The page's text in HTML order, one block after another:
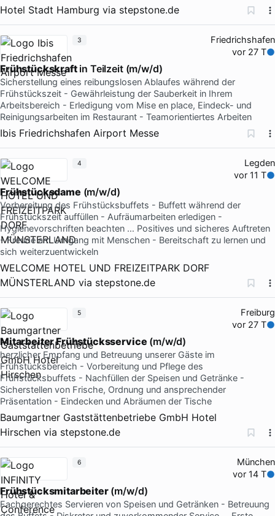
Hotel Stadt Hamburg via stepstone.de
Friedrichshafen
vor 27 T
Frühstückskraftin Teilzeit (m/w/d)
Sicherstellung eines reibungslosen Ablaufes während der
Frühstückszeit - Gewährleistung der Sauberkeit in Ihrem
Arbeitsbereich - Erledigung vom Mise en place, Eindeck- und
Reinigungsarbeiten im Restaurant - Teamorientiertes Arbeiten
Ibis Friedrichshafen Airport Messe
3
Legden
vor 11 T
Frühstücksdame (m/w/d)
Vorbereitung des Frühstücksbuffets - Buffett während der
Frühstückszeit auffüllen - Aufräumarbeiten erledigen -
Hygienevorschriften beachten … Positives und sicheres Auftreten
- Freude am Umgang mit Menschen - Bereitschaft zu lernen und
sich weiterzuentwickeln
WELCOME HOTEL UND FREIZEITPARK DORF
MÜNSTERLAND via stepstone.de
4
Freiburg
vor 27 T
Mitarbeiter Frühstücksservice (m/w/d)
herzlicher Empfang und Betreuung unserer Gäste im
Frühstücksbereich - Vorbereitung und Pflege des
Frühstücksbuffets - Nachfüllen der Speisen und Getränke -
Sicherstellen von Frische, Ordnung und ansprechender
Präsentation - Eindecken und Abräumen der Tische
Baumgartner Gaststättenbetriebe GmbH Hotel
Hirschen via stepstone.de
5
München
vor 14 T
Frühstücksmitarbeiter(m/w/d)
Fachgerechtes Servieren von Speisen und Getränken - Betreuung
6